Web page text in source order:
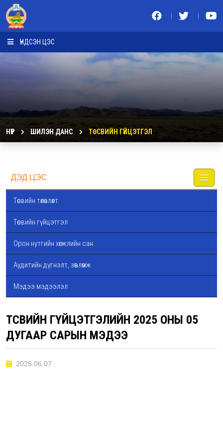
ҮНДСЭН ЦЭС
НҮҮР ШИЛЭН ДАНС ТӨСВИЙН ГҮЙЦЭТГЭЛ
ДЭД ЦЭС
Төсвийн төлөвлөлт
Төсвийн гүйцэтгэл
Орон нутгийн хөгжлийн сан
Аудитийн дүгнэлт, зөвлөмж
Мэдээ мэдээлэл
ТӨСВИЙН ГҮЙЦЭТГЭЛИЙН 2025 ОНЫ 05
ДУГААР САРЫН МЭДЭЭ
2025.06.07